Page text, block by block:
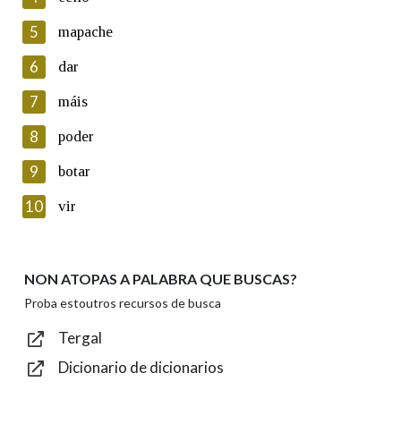
Lin e acepto as condicións da política de
Introduce o código que aparece na imaxe:
Texto de verificación
Enviar
5 mapache
6 dar
7 máis
8 poder
9 botar
10 vir
NON ATOPAS A PALABRA QUE BUSCAS?
Proba estoutros recursos de busca
Tergal
Dicionario de dicionarios